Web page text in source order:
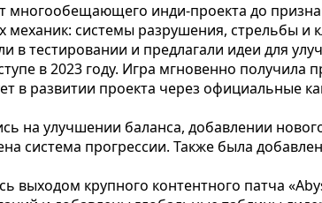
многообещающего инди-проекта до
системы разрушения, стрельбы
в тестировании и предлагали идеи для
в 2023 году. Игра мгновенно получила
развитии проекта через официальные
на улучшении баланса, добавлении
система прогрессии. Также была
выходом крупного контентного патча